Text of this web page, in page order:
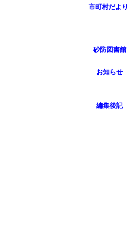
市町村だより
砂防図書館
お知らせ
編集後記